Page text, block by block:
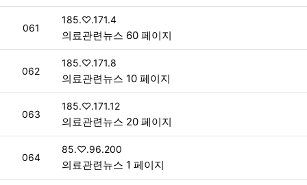
번호
061
접속자
185.♡.171.4
의료관련뉴스 60 페이지
번호
062
접속자
185.♡.171.8
의료관련뉴스 10 페이지
번호
063
접속자
185.♡.171.12
의료관련뉴스 20 페이지
번호
064
접속자
85.♡.96.200
의료관련뉴스 1 페이지